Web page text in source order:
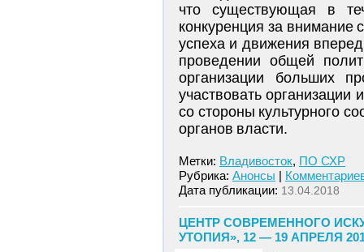
что существующая в
конкуренция за внимание
успеха и движения
проведении общей
организации больших
участвовать
со стороны культурного
органов власти.
Метки: Владивосток, ПО СХР
Рубрика: Анонсы |
Дата публикации: 13.04.2018
ЦЕНТР СОВРЕМЕННОГО
УТОПИЯ», 12 — 19 АПРЕЛЯ